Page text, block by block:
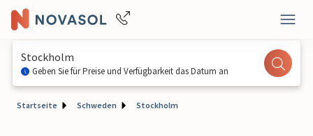
Stockholm
Geben Sie für Preise und Verfügbarkeit das Datum an
Startseite Schweden Stockholm